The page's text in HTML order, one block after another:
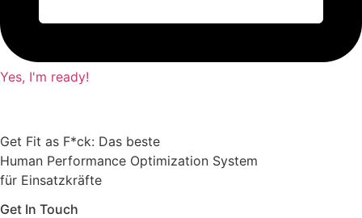
Yes, I'm ready!
Get Fit as F*ck: Das beste
Human Performance Optimization System
für Einsatzkräfte
Get In Touch